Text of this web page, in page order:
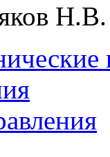
Н.В.